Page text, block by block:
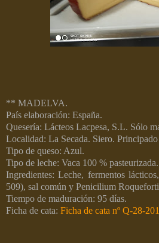
** MADELVA.
País elaboración: España.
Quesería: Lácteos Lacpesa, S.L. Sólo
Localidad: La Secada. Siero.
Tipo de queso: Azul.
Tipo de leche: Vaca 100 % pasteurizada.
Ingredientes: Leche, fermentos
509), sal común y Penicilium
Tiempo de maduración: 95 días.
Ficha de cata: Ficha de cata nº Q-28-